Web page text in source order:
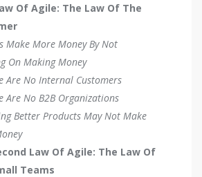
Of Agile: The Law Of The
Make More Money By Not
On Making Money
Are No Internal Customers
Are No B2B Organizations
Better Products May Not Make
Law Of Agile: The Law Of
Teams